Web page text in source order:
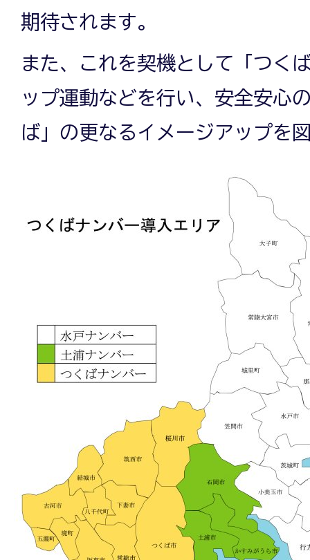
期待されます。
また、これを契機として「つく
ップ運動などを行い、安全安心
ば」の更なるイメージアップを